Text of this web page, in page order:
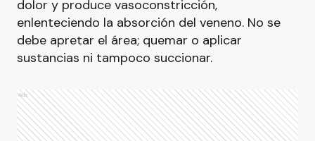
dolor y produce vasoconstricción,
enlenteciendo la absorción del veneno. No se
debe apretar el área; quemar o aplicar
sustancias ni tampoco succionar.
Ads